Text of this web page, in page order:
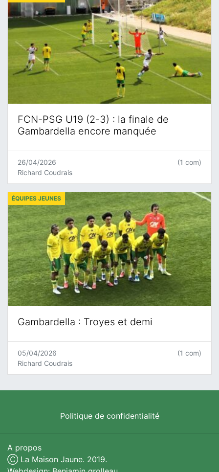
FCN-PSG U19 (2-3) : la finale de
Gambardella encore manquée
26/04/2026
Richard Coudrais
(1 com)
Gambardella : Troyes et demi
ÉQUIPES JEUNES
05/04/2026
Richard Coudrais
(1 com)
Politique de confidentialité
A propos
Ⓒ La Maison Jaune. 2019.